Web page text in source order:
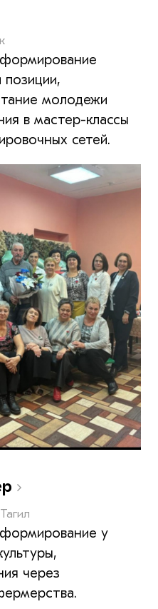
позиции,
молодежи
в мастер-классы
сетей.
у
через